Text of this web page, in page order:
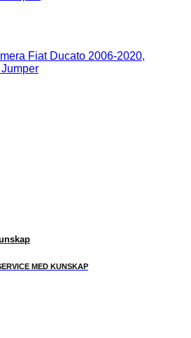
Fiat Ducato 2006-2020,
MED KUNSKAP